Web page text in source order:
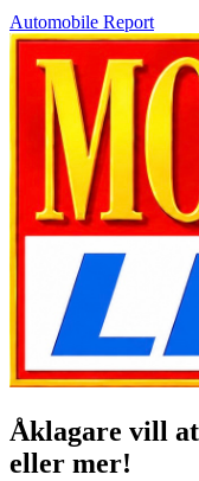
Automobile Report
Åklagare vill
eller mer!